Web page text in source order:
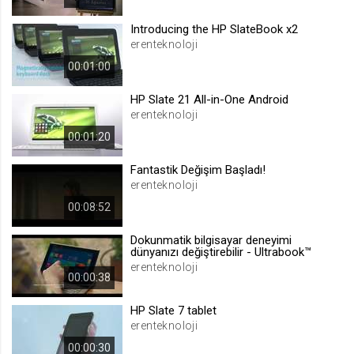
Site içeriği önerme
voteLike*
1 ay
.web.tv
İsimsiz ziyaretçi için site içeriği
00:01:00
Introducing the HP SlateBook x2
erenteknoloji
00:01:20
HP Slate 21 All-in-One Android
erenteknoloji
00:08:52
Fantastik Değişim Başladı!
erenteknoloji
00:00:38
Dokunmatik bilgisayar deneyimi
dünyanızı değiştirebilir - Ultrabook™
erenteknoloji
00:00:30
HP Slate 7 tablet
erenteknoloji